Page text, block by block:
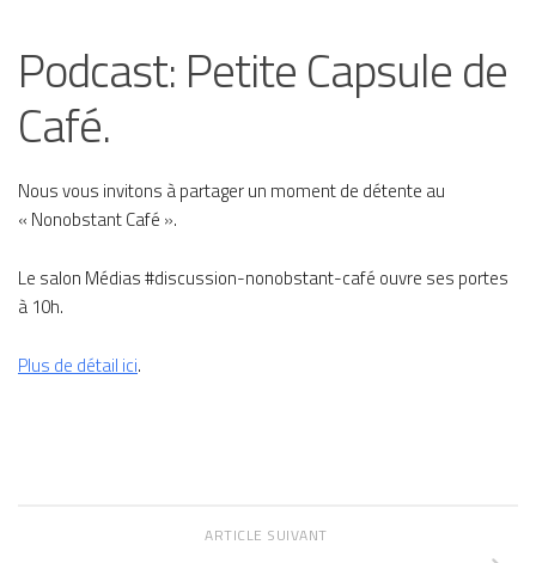
Podcast: Petite Capsule de
Café.
Nous vous invitons à partager un moment de détente au
« Nonobstant Café ».
Le salon Médias #discussion-nonobstant-café ouvre ses portes
à 10h.
Plus de détail ici.
ARTICLE SUIVANT